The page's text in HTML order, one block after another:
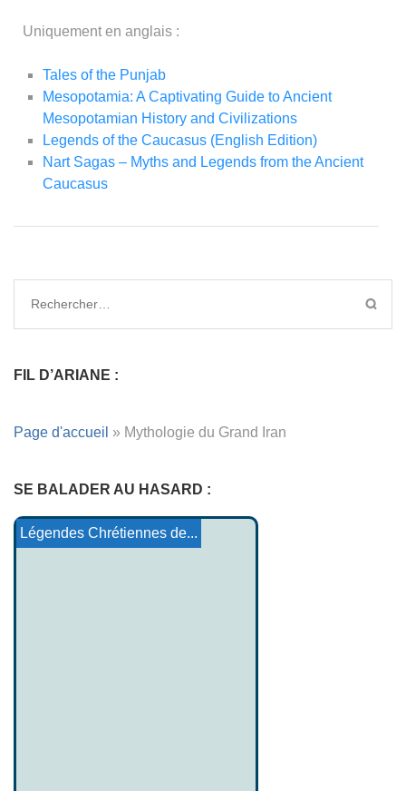
Uniquement en anglais :
Tales of the Punjab
Mesopotamia: A Captivating Guide to Ancient
Mesopotamian History and Civilizations
Legends of the Caucasus (English Edition)
Nart Sagas – Myths and Legends from the Ancient
Caucasus
FIL D’ARIANE :
Page d'accueil » Mythologie du Grand Iran
SE BALADER AU HASARD :
Herensuge et le chevalier
Les Légendes Maori
Llud et Llevelys
Panthéon Odinani
La vieille et le taureau ...
Gentil de St Martin
Légendes Chrétiennes de...